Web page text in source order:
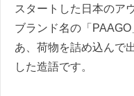
スタートした日本のア
ブランド名の「PAAGO
あ、荷物を詰め込んで
した造語です。